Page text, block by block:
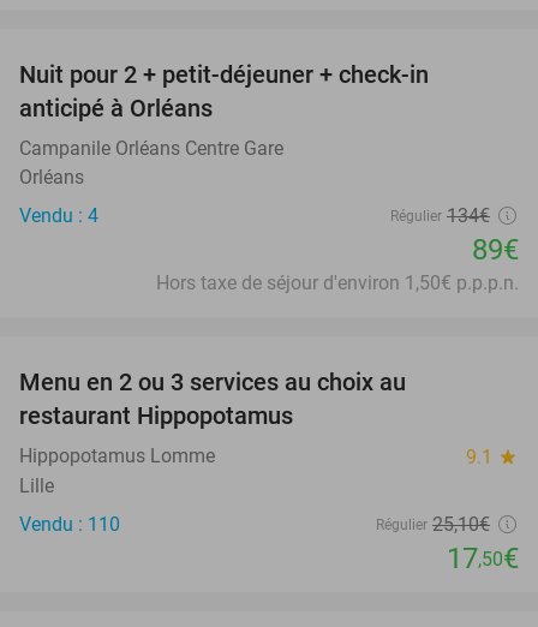
Nuit pour 2 + petit-déjeuner + check-in
anticipé à Orléans
Campanile Orléans Centre Gare
Orléans
Vendu : 4
Régulier 134€
89€
Hors taxe de séjour d'environ 1,50€ p.p.p.n.
Menu en 2 ou 3 services au choix au
restaurant Hippopotamus
Hippopotamus Lomme 9.1 star
Lille
Vendu : 110
Régulier 25,10€
17,50€